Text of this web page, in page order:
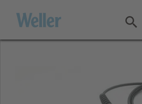
Hauptinhalt